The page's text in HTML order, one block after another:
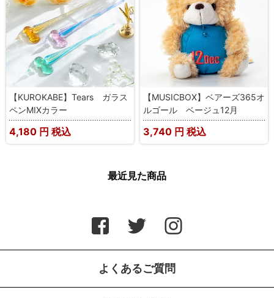
【KUROKABE】Tears ガラス
ペンMIXカラー
4,180 円 税込
【MUSICBOX】ベアーズ365オ
ルゴール ベージュ12月
3,740 円 税込
最近見た商品
よくあるご質問